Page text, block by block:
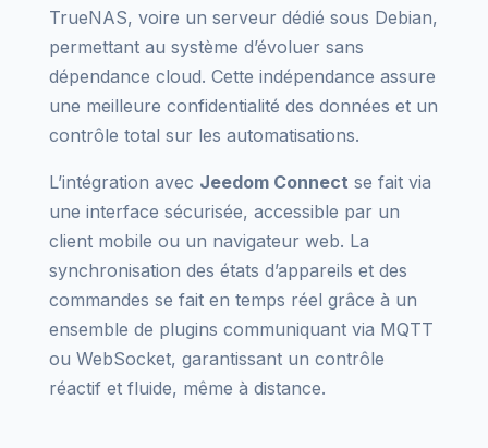
TrueNAS, voire un serveur dédié sous Debian,
permettant au système d’évoluer sans
dépendance cloud. Cette indépendance assure
une meilleure confidentialité des données et un
contrôle total sur les automatisations.
L’intégration avec Jeedom Connect se fait via
une interface sécurisée, accessible par un
client mobile ou un navigateur web. La
synchronisation des états d’appareils et des
commandes se fait en temps réel grâce à un
ensemble de plugins communiquant via MQTT
ou WebSocket, garantissant un contrôle
réactif et fluide, même à distance.